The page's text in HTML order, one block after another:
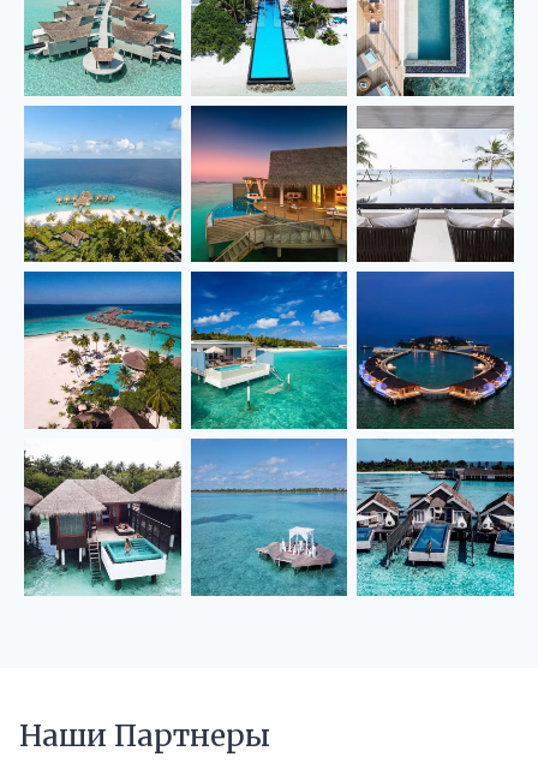
Наши Партнеры